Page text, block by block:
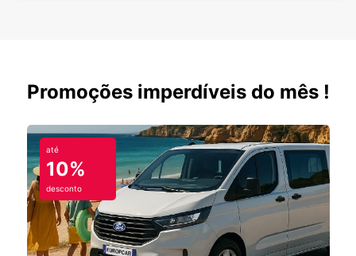
Promoções imperdíveis do mês !
até
10%
desconto